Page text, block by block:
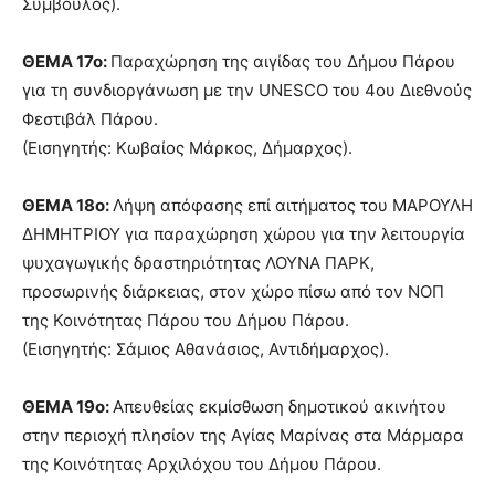
ΘΕΜΑ 17ο: Παραχώρηση της αιγίδας του Δήμου Πάρου
για τη συνδιοργάνωση με την UNESCO του 4ου Διεθνούς
Φεστιβάλ Πάρου.
(Εισηγητής: Κωβαίος Μάρκος, Δήμαρχος).
ΘΕΜΑ 18ο:Λήψη απόφασης επί αιτήματος του ΜΑΡΟΥΛΗ
ΔΗΜΗΤΡΙΟΥ για παραχώρηση χώρου για την λειτουργία
ψυχαγωγικής δραστηριότητας ΛΟΥΝΑ ΠΑΡΚ,
προσωρινής διάρκειας, στον χώρο πίσω από τον ΝΟΠ
της Κοινότητας Πάρου του Δήμου Πάρου.
(Εισηγητής: Σάμιος Αθανάσιος, Αντιδήμαρχος).
ΘΕΜΑ 19ο:Απευθείας εκμίσθωση δημοτικού ακινήτου
στην περιοχή πλησίον της Αγίας Μαρίνας στα Μάρμαρα
της Κοινότητας Αρχιλόχου του Δήμου Πάρου.